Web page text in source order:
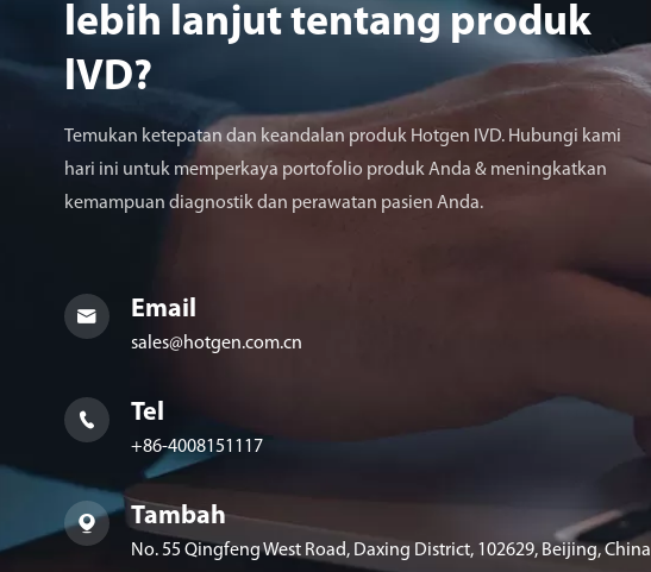
lebih lanjut tentang produk
lVD?
Temukan ketepatan dan keandalan produk Hotgen IVD. Hubungi kami
hari ini untuk memperkaya portofolio produk Anda & meningkatkan
kemampuan diagnostik dan perawatan pasien Anda.
 Email
sales@hotgen.com.cn
 Tel
+86-4008151117
 Tambah
No. 55 Qingfeng West Road, Daxing District, 102629, Beijing, China